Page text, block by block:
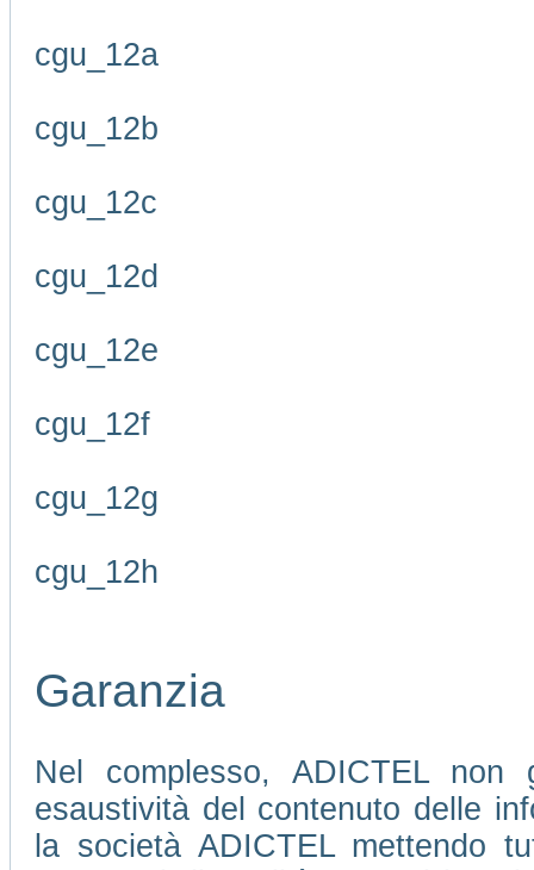
cgu_12a
cgu_12b
cgu_12c
cgu_12d
cgu_12e
cgu_12f
cgu_12g
cgu_12h
Garanzia
Nel complesso, ADICTEL non
esaustività del contenuto delle
la società ADICTEL mettendo